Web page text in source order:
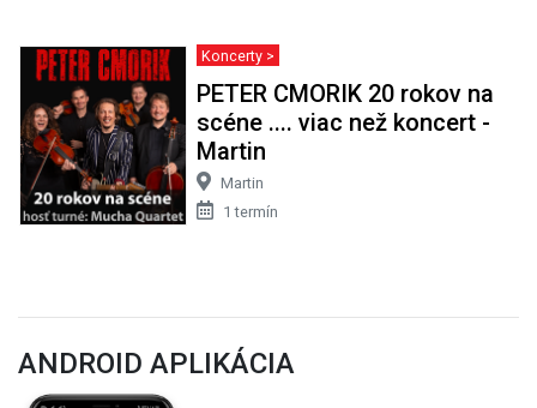
Koncerty >
PETER CMORIK 20 rokov na
scéne .... viac než koncert -
Martin
Martin
1 termín
ANDROID APLIKÁCIA